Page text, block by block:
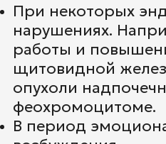
При некоторых
нарушениях.
работы и
щитовидной
опухоли
феохромоцитоме.
В период